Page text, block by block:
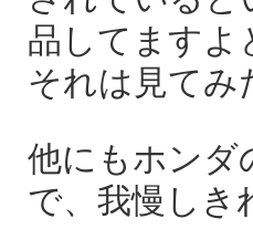
品してますよ
それは見てみ
他にもホンダ
で、我慢しき